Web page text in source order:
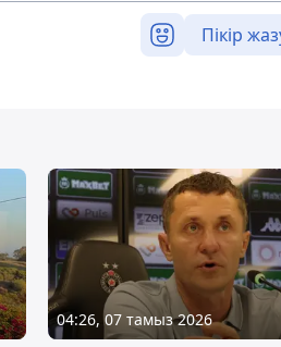
Пікір
04:26, 07 тамыз 2026